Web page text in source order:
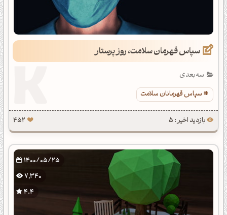
سپاس قهرمان سلامت، روز پرستار
سه‌بعدی
سپاس قهرمانان سلامت
بازدید اخیر : 5 452
1400/05/25
7,340
4.4